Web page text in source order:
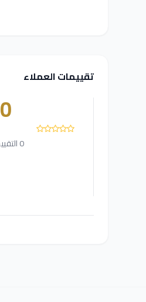
تقييمات العملاء
0
0 التقييمات